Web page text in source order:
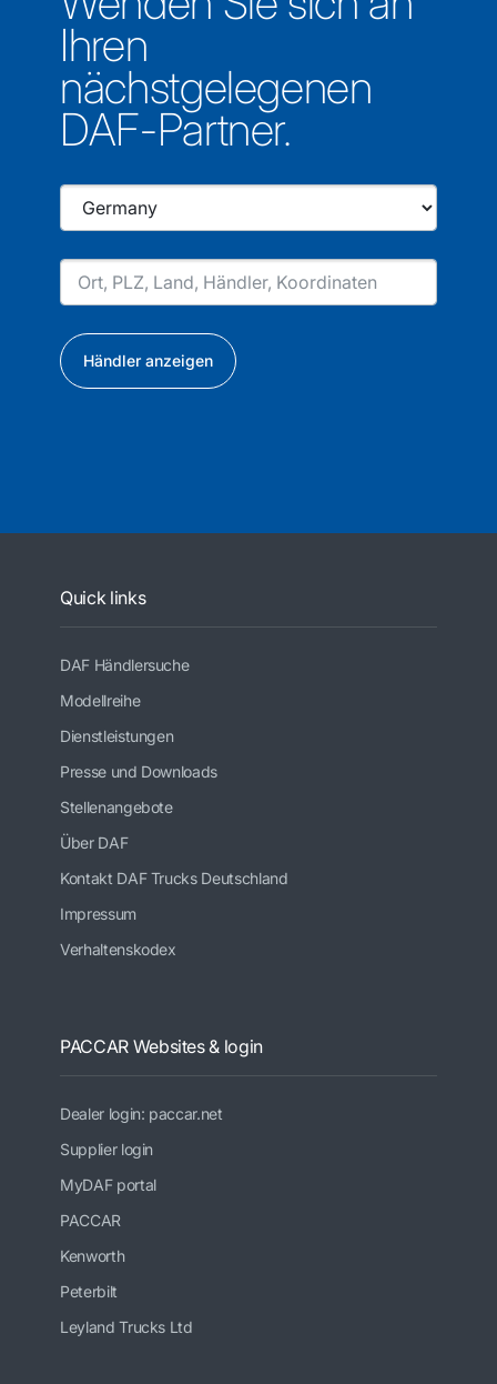
Ihren
nächstgelegenen
DAF-Partner.
Händler anzeigen
Quick links
DAF Händlersuche
Modellreihe
Dienstleistungen
Presse und Downloads
Stellenangebote
Über DAF
Kontakt DAF Trucks Deutschland
Impressum
Verhaltenskodex
PACCAR Websites & login
Dealer login: paccar.net
Supplier login
MyDAF portal
PACCAR
Kenworth
Peterbilt
Leyland Trucks Ltd